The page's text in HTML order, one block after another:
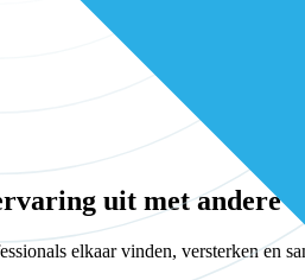
uit met andere
elkaar vinden, versterken en